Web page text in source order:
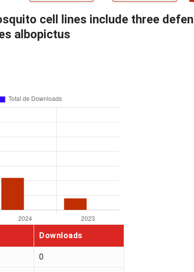
cell lines include three
albopictus
Downloads
0